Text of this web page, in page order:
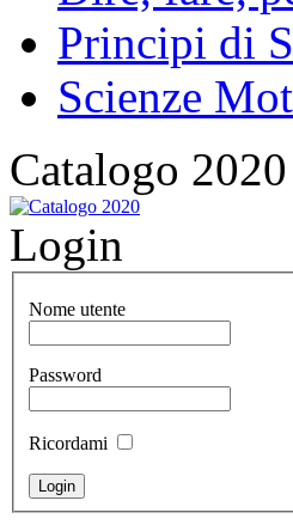
Principi di
Scienze
Catalogo 2020
Login
Nome utente
Password
Ricordami